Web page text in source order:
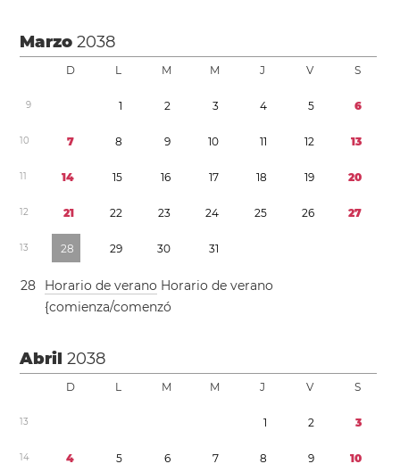
Marzo2038
D L M M J V S
9 1 2 3 4 5 6
10 7 8 9 10 11 12 13
11 14 15 16 17 18 19 20
12 21 22 23 24 25 26 27
13 28 29 30 31
28 Horario de verano Horario de verano
{comienza/comenzó
Abril2038
D L M M J V S
13 1 2 3
14 4 5 6 7 8 9 10